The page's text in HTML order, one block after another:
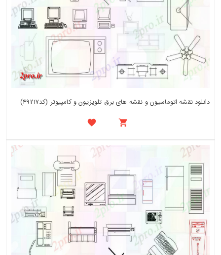
دانلود نقشه اتوماسیون و نقشه های برق تلویزیون و کامپیوتر (کد49217)